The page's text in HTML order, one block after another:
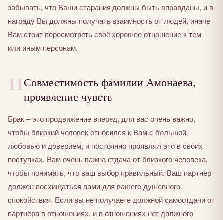
забывать, что Ваши старания должны быть оправданы, и в
награду Вы должны получать взаимность от людей, иначе
Вам стоит пересмотреть своё хорошее отношение к тем
или иным персонам.
11Совместимость фамилии Амонаева,
проявление чувств
Брак – это продвижение вперед, для вас очень важно,
чтобы близкий человек относился к Вам с большой
любовью и доверием, и постоянно проявлял это в своих
поступках. Вам очень важна отдача от близкого человека,
чтобы понимать, что ваш выбор правильный. Ваш партнёр
должен восхищаться вами для вашего душевного
спокойствия. Если вы не получаете должной самоотдачи от
партнёра в отношениях, и в отношениях нет должного